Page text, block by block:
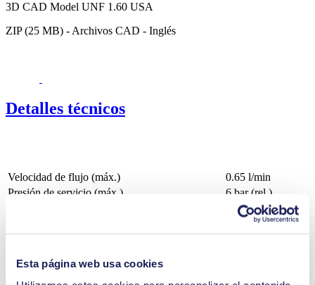
Esta página web usa cookies
3D CAD Model UNF 1.60 USA
ZIP (25 MB) - Archivos CAD - Inglés
Detalles técnicos
Velocidad de flujo (máx.)
0.65 l/min
Presión de servicio (máx.)
6 bar (rel.)
mH₂O
EPDM, FFKM
bomba